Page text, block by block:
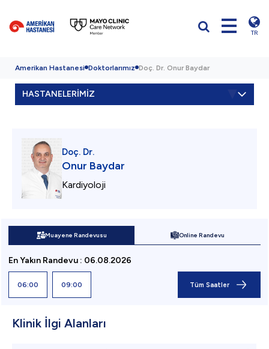
TR
Amerikan Hastanesi Doktorlarımız Doç. Dr. Onur Baydar
HASTANELERİMİZ
Doç. Dr.
Onur Baydar
Kardiyoloji
Muayene Randevusu Online Randevu
En Yakın Randevu : 06.08.2026
06:00 09:00 Tüm Saatler
Klinik İlgi Alanları